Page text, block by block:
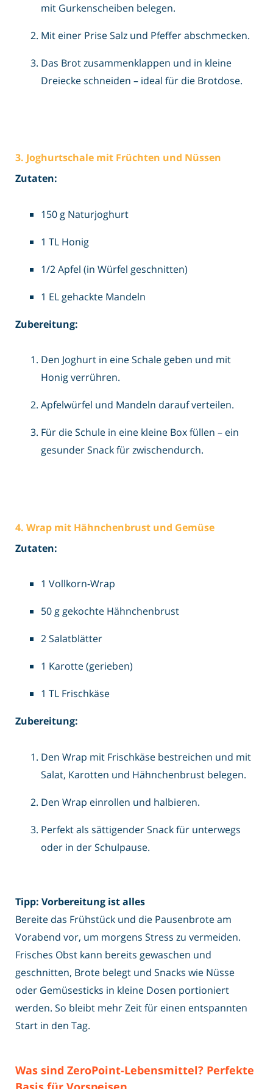
mit Gurkenscheiben belegen.
Mit einer Prise Salz und Pfeffer abschmecken.
Das Brot zusammenklappen und in kleine
Dreiecke schneiden – ideal für die Brotdose.
3. Joghurtschale mit Früchten und Nüssen
Zutaten:
150 g Naturjoghurt
1 TL Honig
1/2 Apfel (in Würfel geschnitten)
1 EL gehackte Mandeln
Zubereitung:
Den Joghurt in eine Schale geben und mit
Honig verrühren.
Apfelwürfel und Mandeln darauf verteilen.
Für die Schule in eine kleine Box füllen – ein
gesunder Snack für zwischendurch.
4. Wrap mit Hähnchenbrust und Gemüse
Zutaten:
1 Vollkorn-Wrap
50 g gekochte Hähnchenbrust
2 Salatblätter
1 Karotte (gerieben)
1 TL Frischkäse
Zubereitung:
Den Wrap mit Frischkäse bestreichen und mit
Salat, Karotten und Hähnchenbrust belegen.
Den Wrap einrollen und halbieren.
Perfekt als sättigender Snack für unterwegs
oder in der Schulpause.
Tipp: Vorbereitung ist alles
Bereite das Frühstück und die Pausenbrote am
Vorabend vor, um morgens Stress zu vermeiden.
Frisches Obst kann bereits gewaschen und
geschnitten, Brote belegt und Snacks wie Nüsse
oder Gemüsesticks in kleine Dosen portioniert
werden. So bleibt mehr Zeit für einen entspannten
Start in den Tag.
Was sind ZeroPoint-Lebensmittel? Perfekte